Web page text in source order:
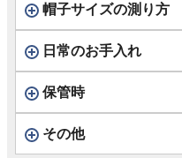
帽子サイズの測り方
日常のお手入れ
保管時
その他